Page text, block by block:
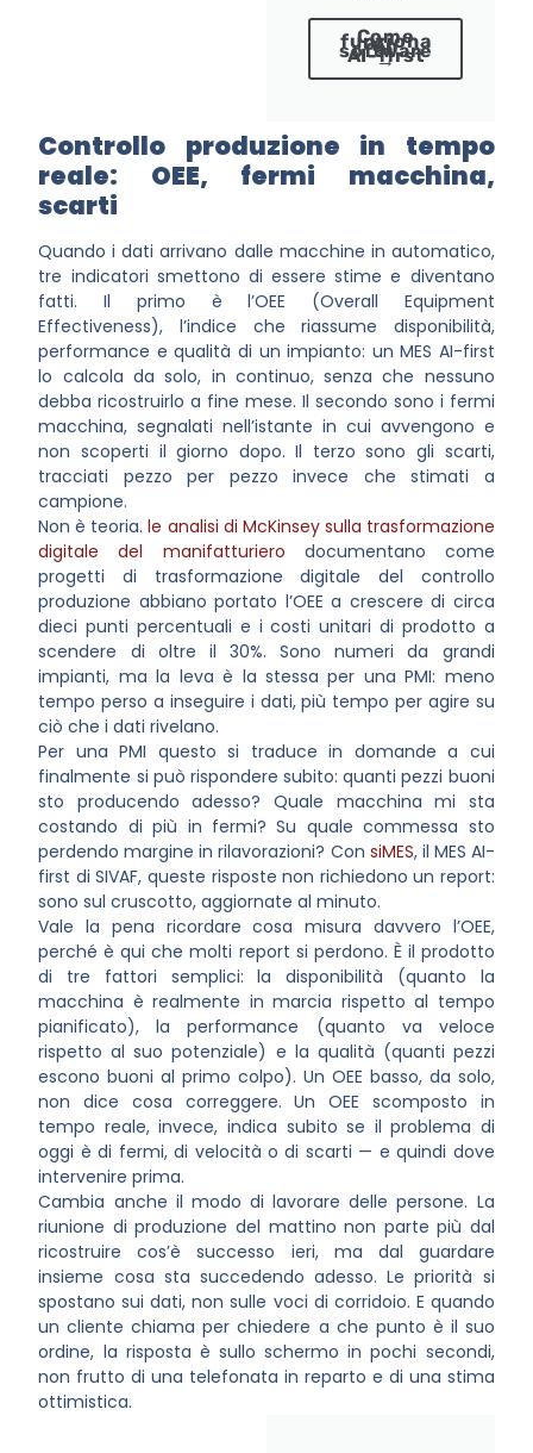
Come
funziona
un
software
AI-first
→
Controllo produzione in tempo
reale: OEE, fermi macchina,
scarti
Quando i dati arrivano dalle macchine in automatico,
tre indicatori smettono di essere stime e diventano
fatti. Il primo è l’OEE (Overall Equipment
Effectiveness), l’indice che riassume disponibilità,
performance e qualità di un impianto: un MES AI-first
lo calcola da solo, in continuo, senza che nessuno
debba ricostruirlo a fine mese. Il secondo sono i fermi
macchina, segnalati nell’istante in cui avvengono e
non scoperti il giorno dopo. Il terzo sono gli scarti,
tracciati pezzo per pezzo invece che stimati a
campione.
Non è teoria.le analisi di McKinsey sulla trasformazione
digitale del manifatturiero documentano come
progetti di trasformazione digitale del controllo
produzione abbiano portato l’OEE a crescere di circa
dieci punti percentuali e i costi unitari di prodotto a
scendere di oltre il 30%. Sono numeri da grandi
impianti, ma la leva è la stessa per una PMI: meno
tempo perso a inseguire i dati, più tempo per agire su
ciò che i dati rivelano.
Per una PMI questo si traduce in domande a cui
finalmente si può rispondere subito: quanti pezzi buoni
sto producendo adesso? Quale macchina mi sta
costando di più in fermi? Su quale commessa sto
perdendo margine in rilavorazioni? Con siMES, il MES AI-
first di SIVAF, queste risposte non richiedono un report:
sono sul cruscotto, aggiornate al minuto.
Vale la pena ricordare cosa misura davvero l’OEE,
perché è qui che molti report si perdono. È il prodotto
di tre fattori semplici: la disponibilità (quanto la
macchina è realmente in marcia rispetto al tempo
pianificato), la performance (quanto va veloce
rispetto al suo potenziale) e la qualità (quanti pezzi
escono buoni al primo colpo). Un OEE basso, da solo,
non dice cosa correggere. Un OEE scomposto in
tempo reale, invece, indica subito se il problema di
oggi è di fermi, di velocità o di scarti — e quindi dove
intervenire prima.
Cambia anche il modo di lavorare delle persone. La
riunione di produzione del mattino non parte più dal
ricostruire cos’è successo ieri, ma dal guardare
insieme cosa sta succedendo adesso. Le priorità si
spostano sui dati, non sulle voci di corridoio. E quando
un cliente chiama per chiedere a che punto è il suo
ordine, la risposta è sullo schermo in pochi secondi,
non frutto di una telefonata in reparto e di una stima
ottimistica.